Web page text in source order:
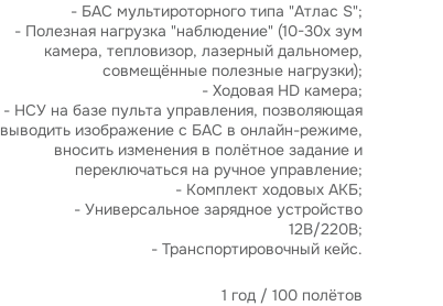
- БАС мультироторного типа "Атлас S";
- Полезная нагрузка "наблюдение" (10-30х зум
камера, тепловизор, лазерный дальномер,
совмещённые полезные нагрузки);
- Ходовая HD камера;
- НСУ на базе пульта управления, позволяющая
выводить изображение с БАС в онлайн-режиме,
вносить изменения в полётное задание и
переключаться на ручное управление;
- Комплект ходовых АКБ;
- Универсальное зарядное устройство
12В/220В;
- Транспортировочный кейс.
1 год / 100 полётов